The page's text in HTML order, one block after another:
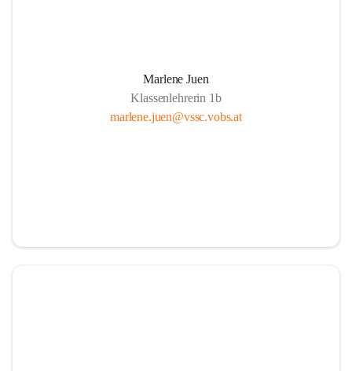
Marlene Juen
Klassenlehrerin 1b
marlene.juen@vssc.vobs.at